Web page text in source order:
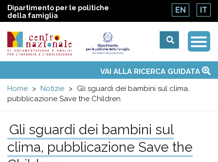
Dipartimento per le politiche
della famiglia
EN IT
Centro
nazionale
di
Documentazione
menu
Temi
Attività
Convenzione ONUVAI ALLA RICERCA GUIDATA
Home
Notizie
Gli sguardi dei bambini sul clima,
pubblicazione Save the Children
Gli sguardi dei bambini sul
clima, pubblicazione Save the